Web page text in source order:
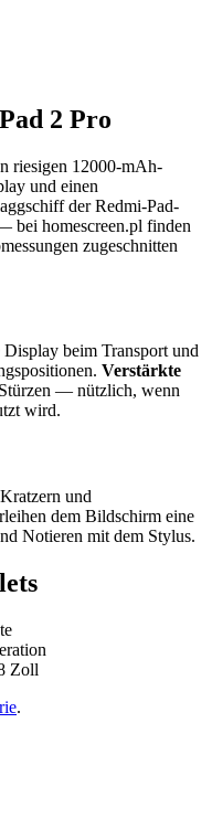
2 Pro
riesigen 12000-mAh-
und einen
der Redmi-Pad-
homescreen.pl finden
zugeschnitten
Display beim Transport und
Verstärkte
— nützlich, wenn
wird.
und
dem Bildschirm eine
Notieren mit dem Stylus.
Zoll
.